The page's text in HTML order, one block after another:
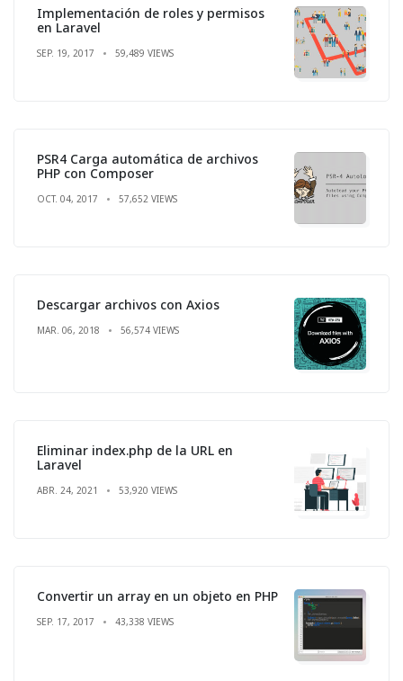
Implementación de roles y permisos
en Laravel
SEP. 19, 2017 59,489 VIEWS
PSR4 Carga automática de archivos
PHP con Composer
OCT. 04, 2017 57,652 VIEWS
Descargar archivos con Axios
MAR. 06, 2018 56,574 VIEWS
Eliminar index.php de la URL en
Laravel
ABR. 24, 2021 53,920 VIEWS
Convertir un array en un objeto en PHP
SEP. 17, 2017 43,338 VIEWS